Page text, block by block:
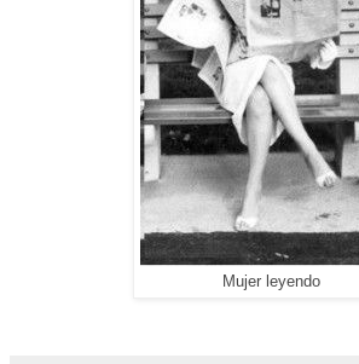
Mujer leyendo